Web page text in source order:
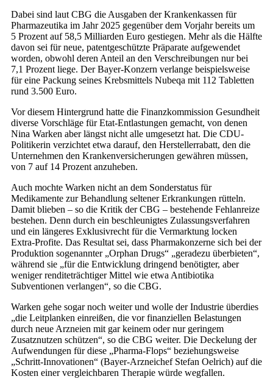
Dabei sind laut CBG die Ausgaben der Krankenkassen für
Pharmazeutika im Jahr 2025 gegenüber dem Vorjahr bereits um
5 Prozent auf 58,5 Milliarden Euro gestiegen. Mehr als die Hälfte
davon sei für neue, patentgeschützte Präparate aufgewendet
worden, obwohl deren Anteil an den Verschreibungen nur bei
7,1 Prozent liege. Der Bayer-Konzern verlange beispielsweise
für eine Packung seines Krebsmittels Nubeqa mit 112 Tabletten
rund 3.500 Euro.
Vor diesem Hintergrund hatte die Finanzkommission Gesundheit
diverse Vorschläge für Etat-Entlastungen gemacht, von denen
Nina Warken aber längst nicht alle umgesetzt hat. Die CDU-
Politikerin verzichtet etwa darauf, den Herstellerrabatt, den die
Unternehmen den Krankenversicherungen gewähren müssen,
von 7 auf 14 Prozent anzuheben.
Auch mochte Warken nicht an dem Sonderstatus für
Medikamente zur Behandlung seltener Erkrankungen rütteln.
Damit blieben – so die Kritik der CBG – bestehende Fehlanreize
bestehen. Denn durch ein beschleunigtes Zulassungsverfahren
und ein längeres Exklusivrecht für die Vermarktung locken
Extra-Profite. Das Resultat sei, dass Pharmakonzerne sich bei der
Produktion sogenannter „Orphan Drugs“ „geradezu überbieten“,
während sie „für die Entwicklung dringend benötigter, aber
weniger renditeträchtiger Mittel wie etwa Antibiotika
Subventionen verlangen“, so die CBG.
Warken gehe sogar noch weiter und wolle der Industrie überdies
„die Leitplanken einreißen, die vor finanziellen Belastungen
durch neue Arzneien mit gar keinem oder nur geringem
Zusatznutzen schützen“, so die CBG weiter. Die Deckelung der
Aufwendungen für diese „Pharma-Flops“ beziehungsweise
„Schritt-Innovationen“ (Bayer-Arzneichef Stefan Oelrich) auf die
Kosten einer vergleichbaren Therapie würde wegfallen.